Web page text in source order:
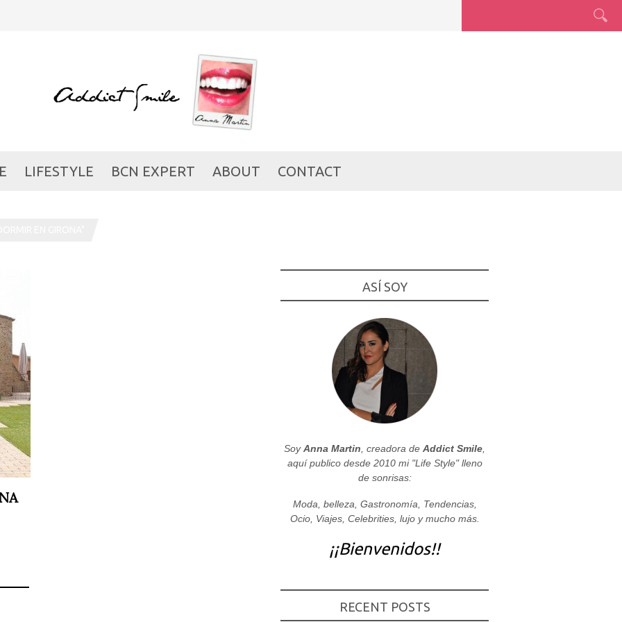
LIFESTYLE BCN EXPERT ABOUT CONTACT
ASÍ SOY
SoyAnna Martin , creadora de Addict Smile
aquí publico desde 2010 mi "Life Style" lleno
de sonrisas:
Moda, belleza, Gastronomía, Tendencias,
Ocio, Viajes, Celebrities, lujo y mucho más.
¡¡Bienvenidos!!
RECENT POSTS